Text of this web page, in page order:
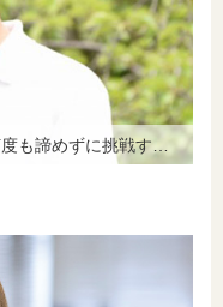
よりよい結果にたどり着くには 、何度も諦めずに挑戦する気持ちが大切。